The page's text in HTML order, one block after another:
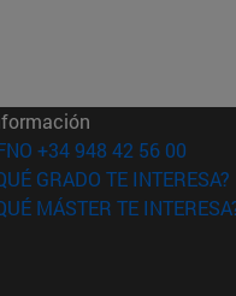
ventana)
+34 948 42 56 00
GRADO TE INTERESA?
MÁSTER TE